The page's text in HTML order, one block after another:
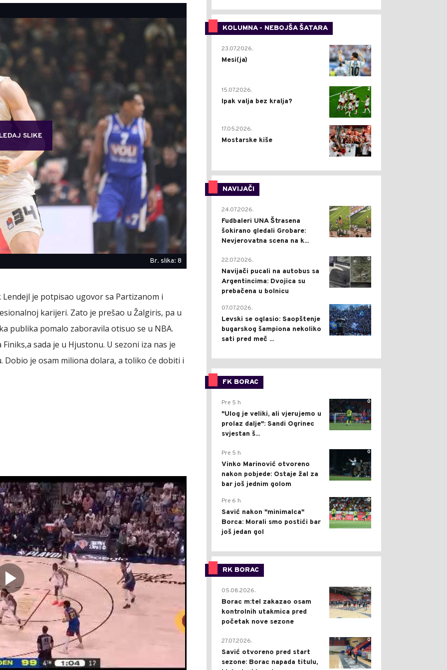
SLIKE
Br. slika: 8
je potpisao ugovor sa Partizanom i
karijeri. Zato je prešao u Žalgiris, pa u
publika pomalo zaboravila otisuo se u NBA.
sada je u Hjustonu. U sezoni iza nas je
Dobio je osam miliona dolara, a toliko će dobiti i
KOLUMNA - NEBOJŠA ŠATARA
0
23.07.2026.
Mesi(ja)
2
15.07.2026.
Ipak valja bez kralja?
0
17.05.2026.
Mostarske kiše
NAVIJAČI
0
24.07.2026.
Fudbaleri UNA Štrasena
šokirano gledali Grobare:
Nevjerovatna scena na k...
0
22.07.2026.
Navijači pucali na autobus sa
Argentincima: Dvojica su
prebačena u bolnicu
1
07.07.2026.
Levski se oglasio: Saopštenje
bugarskog šampiona nekoliko
sati pred meč ...
FK BORAC
0
Pre 5 h
"Ulog je veliki, ali vjerujemo u
prolaz dalje": Sandi Ogrinec
svjestan š...
0
Pre 5 h
Vinko Marinović otvoreno
nakon pobjede: Ostaje žal za
bar još jednim golom
0
Pre 6 h
Savić nakon "minimalca"
Borca: Morali smo postići bar
još jedan gol
RK BORAC
0
05.08.2026.
Borac m:tel zakazao osam
kontrolnih utakmica pred
početak nove sezone
0
27.07.2026.
Savić otvoreno pred start
sezone: Borac napada titulu,